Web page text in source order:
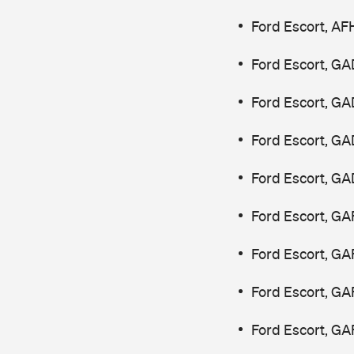
Ford Escort,
Ford Escort,
Ford Escort,
Ford Escort,
Ford Escort,
Ford Escort,
Ford Escort,
Ford Escort,
Ford Escort,